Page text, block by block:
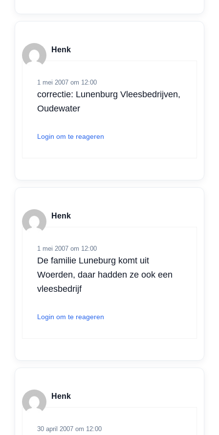
Henk
1 mei 2007 om 12:00
correctie: Lunenburg Vleesbedrijven,
Oudewater
Login om te reageren
Henk
1 mei 2007 om 12:00
De familie Luneburg komt uit
Woerden, daar hadden ze ook een
vleesbedrijf
Login om te reageren
Henk
30 april 2007 om 12:00